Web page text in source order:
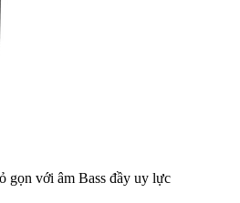
gọn với âm Bass đầy uy lực